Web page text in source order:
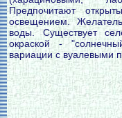
Предпочитают
освещением.
воды. Существует
окраской -
вариации с вуалевыми